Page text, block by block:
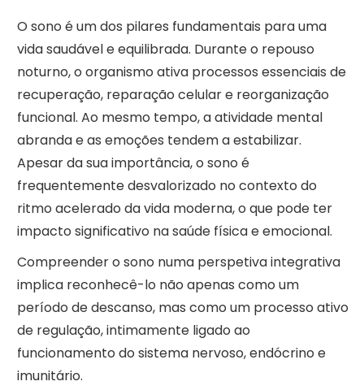
O sono é um dos pilares fundamentais para uma
vida saudável e equilibrada. Durante o repouso
noturno, o organismo ativa processos essenciais de
recuperação, reparação celular e reorganização
funcional. Ao mesmo tempo, a atividade mental
abranda e as emoções tendem a estabilizar.
Apesar da sua importância, o sono é
frequentemente desvalorizado no contexto do
ritmo acelerado da vida moderna, o que pode ter
impacto significativo na saúde física e emocional.
Compreender o sono numa perspetiva integrativa
implica reconhecê-lo não apenas como um
período de descanso, mas como um processo ativo
de regulação, intimamente ligado ao
funcionamento do sistema nervoso, endócrino e
imunitário.